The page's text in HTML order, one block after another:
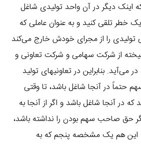
اینک دیگر در آن واحد تولیدی شاغل
خطر تلقی کنید و به عنوان عاملی که
تولیدی را از مجرای خودش خارج می‌کند
از شرکت سهامی و شرکت تعاونی و
بنابراین در تعاونیهای تولید
در آنجا شاغل باشد، تا وقتی
در آنجا شاغل باشد و اگر از آنجا به
حق صاحب سهم بودن را نداشته باشد،
این هم یک مشخصه پنجم که به